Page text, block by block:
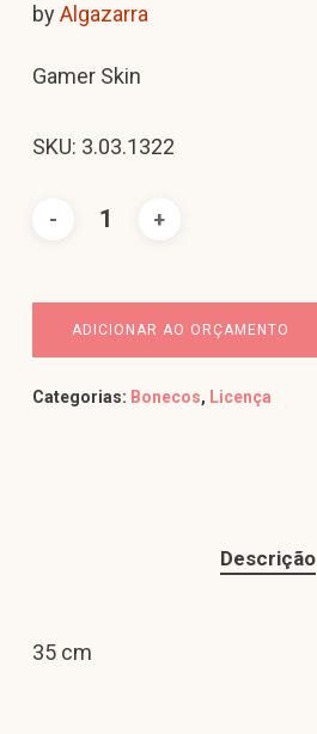
byAlgazarra
Gamer Skin
SKU: 3.03.1322
ADICIONAR AO ORÇAMENTO
Categorias: Bonecos, Licença
Descrição
35 cm